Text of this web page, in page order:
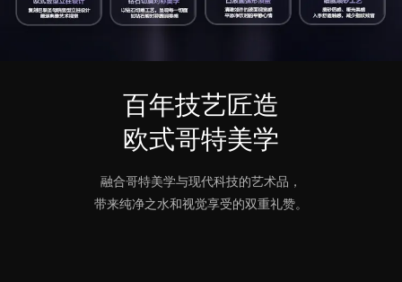
百年技艺匠造
欧式哥特美学
融合哥特美学与现代科技的艺术品，
带来纯净之水和视觉享受的双重礼赞。